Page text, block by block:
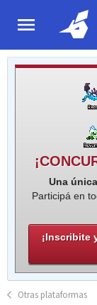
Una
Participá en
¡Inscribite
Otras plataformas